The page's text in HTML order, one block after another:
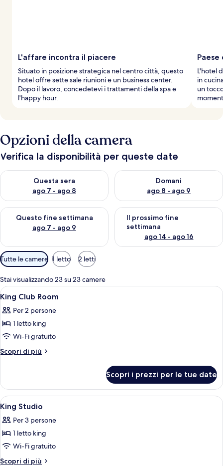
L'affare incontra il piacere
Situato in posizione strategica nel centro città, questo
hotel offre sette sale riunioni e un business center.
Dopo il lavoro, concedetevi i trattamenti della spa e
l'happy hour.
L'hotel
in
un
Opzioni della camera
Verifica la disponibilità per queste date
Questa sera
ago 7 - ago 8
Verifica la disponibilità per questa sera, ago 7 - ago 8
Domani
ago 8 - ago 9
Verifica la disponibilità per
Questo fine settimana
ago 7 - ago 9
Verifica la disponibilità per questo fine settimana, ago 7 - ago
Il prossimo fine
settimana
ago 14 - ago 16
Verifica la disponibilità per il
Filtri
disponibili
per
le
camere
Tutte le camere 1 letto 2 letti
Stai visualizzando 23 su 23 camere
Apri
tutte
le
foto
per
King
Una hall moderna con un'area
1
King Club Room
Per 2 persone
1 letto king
Wi-Fi gratuito
Scopri di più
Altri
Club
Room
Scopri i prezzi per le tue date
Apri
tutte
le
foto
per
King
Una hall moderna con un'area
1
King Studio
Per 3 persone
1 letto king
Wi-Fi gratuito
Scopri di più
Altri